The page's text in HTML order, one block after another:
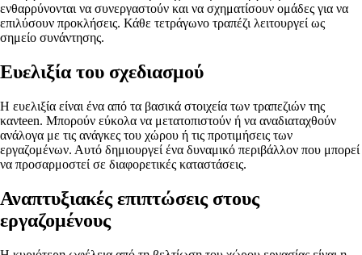
ενθαρρύνονται να συνεργαστούν και να σχηματίσουν ομάδες για να
επιλύσουν προκλήσεις. Κάθε τετράγωνο τραπέζι λειτουργεί ως
σημείο συνάντησης.
Ευελιξία του σχεδιασμού
Η ευελιξία είναι ένα από τα βασικά στοιχεία των τραπεζιών της
κανteen. Μπορούν εύκολα να μετατοπιστούν ή να αναδιαταχθούν
ανάλογα με τις ανάγκες του χώρου ή τις προτιμήσεις των
εργαζομένων. Αυτό δημιουργεί ένα δυναμικό περιβάλλον που μπορεί
να προσαρμοστεί σε διαφορετικές καταστάσεις.
Αναπτυξιακές επιπτώσεις στους
εργαζομένους